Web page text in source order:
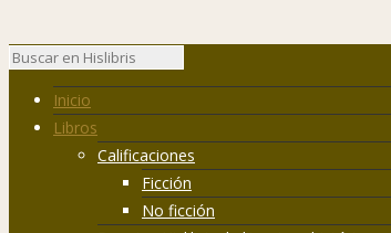
Inicio
Libros
Calificaciones
Ficción
No ficción